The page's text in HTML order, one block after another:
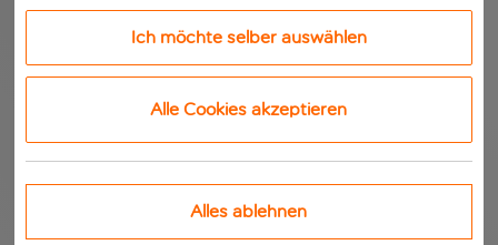
Ich möchte selber auswählen
Alle Cookies akzeptieren
Alles ablehnen